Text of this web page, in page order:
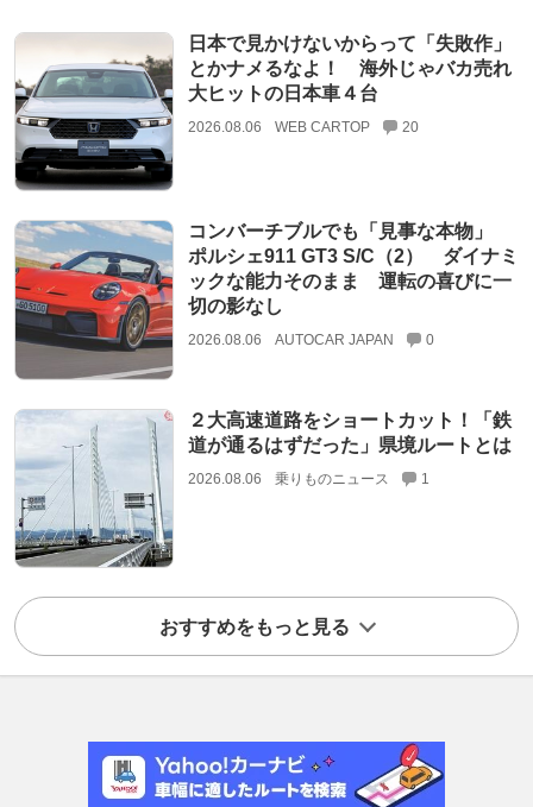
日本で見かけないからって「失敗作」
とかナメるなよ！ 海外じゃバカ売れ
大ヒットの日本車４台
2026.08.06 WEB CARTOP 20
コンバーチブルでも「見事な本物」
ポルシェ911 GT3 S/C（2） ダイナミ
ックな能力そのまま 運転の喜びに一
切の影なし
2026.08.06 AUTOCAR JAPAN 0
２大高速道路をショートカット！「鉄
道が通るはずだった」県境ルートとは
2026.08.06 乗りものニュース 1
おすすめをもっと見る